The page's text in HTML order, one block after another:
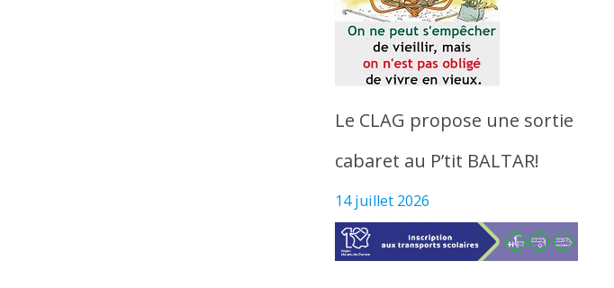
Le CLAG propose une sortie
cabaret au P’tit BALTAR!
14 juillet 2026